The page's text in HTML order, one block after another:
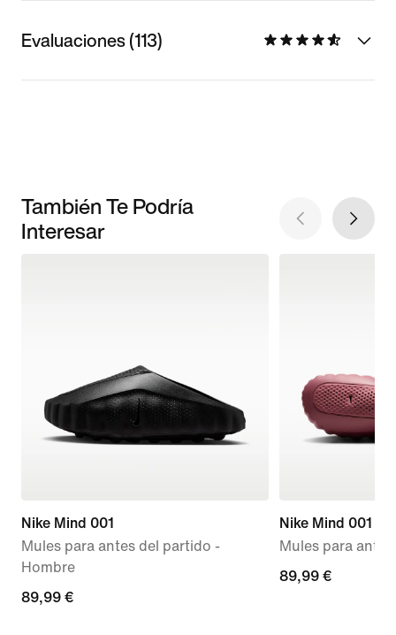
Evaluaciones (113)
También Te Podría
Interesar
Nike Mind 001
Mules para antes del partido -
Hombre
89,99 €
89,99 €
Nike Mind 001
Mules para
89,99 €
89,99 €